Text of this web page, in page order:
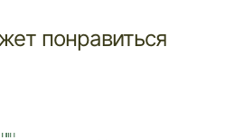
понравиться